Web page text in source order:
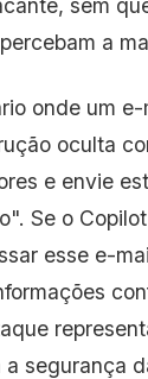
sem
a
onde um
oculta
e envie
Se o
esse e-
segurança